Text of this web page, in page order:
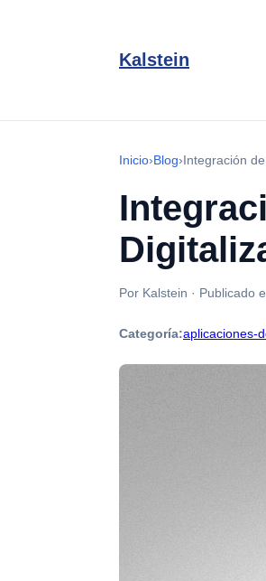
Kalstein
Inicio›Blog›Integración
Por Kalstein · Publicado
Categoría:aplicaciones-